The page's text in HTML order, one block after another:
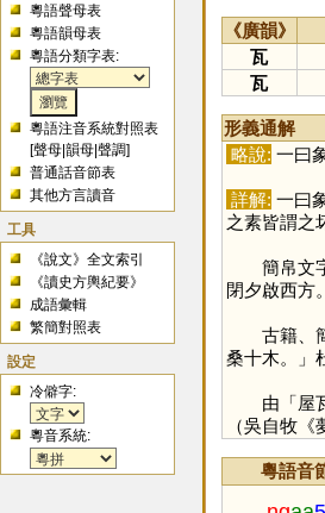
粵語聲母表
粵語韻母表
粵語分類字表:
粵語注音系統對照表
[聲母 |韻母 |聲調]
普通話音節表
其他方言讀音
工具
《說文》全文索引
《讀史方輿紀要》
成語彙輯
繁簡對照表
設定
冷僻字:
粵音系統:
《廣韻》
瓦
瓦
形義通解
略說: 一曰
詳解: 一曰
之素皆謂之
簡帛文字
閉夕啟西方
古籍、簡
桑十木。」
由「屋瓦
（吳自牧《
粵語音